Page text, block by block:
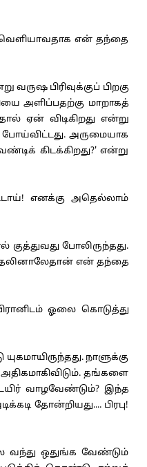
என் தந்தை
பிரிவுக்குப் பிறகு
அளிப்பதற்கு மாறாகத்
ஏன் விடிகிறது என்று
அருமையாக
கிடக்கிறது?' என்று
எனக்கு அதெல்லாம்
போலிருந்தது.
என் தந்தை
ஓலை கொடுத்து
நாளுக்கு
தங்களை
வாழவேண்டும்? இந்த
தோன்றியது.... பிரபு!
வந்து ஒதுங்க வேண்டும்